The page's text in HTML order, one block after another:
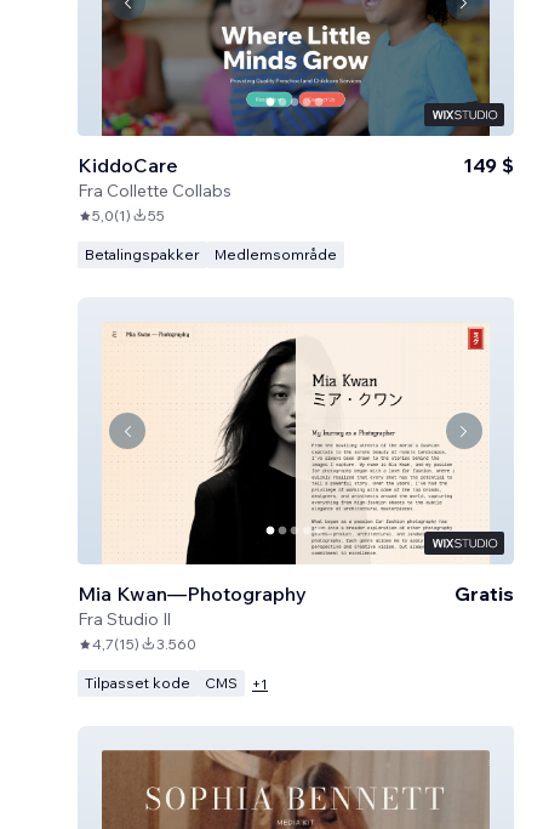
KiddoCare
Fra Collette Collabs
149 $
5,0(1) 55
Betalingspakker Medlemsområde
Mia Kwan—Photography
Fra Studio Il
Gratis
4,7(15) 3.560
Tilpasset kode CMS +1